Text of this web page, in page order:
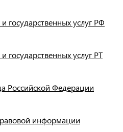
государственных услуг РФ
государственных услуг РТ
Российской Федерации
информации